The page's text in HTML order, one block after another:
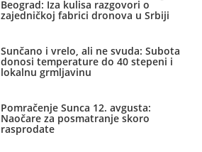
Beograd: Iza kulisa razgovori o
zajedničkoj fabrici dronova u Srbiji
Sunčano i vrelo, ali ne svuda: Subota
donosi temperature do 40 stepeni i
lokalnu grmljavinu
Pomračenje Sunca 12. avgusta:
Naočare za posmatranje skoro
rasprodate